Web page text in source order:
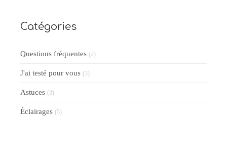
Catégories
Questions fréquentes (2)
J'ai testé pour vous (3)
Astuces (3)
Éclairages (5)